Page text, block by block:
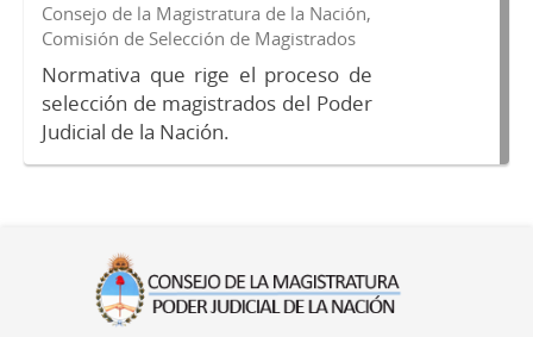
Consejo de la Magistratura de la Nación,
Comisión de Selección de Magistrados
Normativa que rige el proceso de
selección de magistrados del Poder
Judicial de la Nación.